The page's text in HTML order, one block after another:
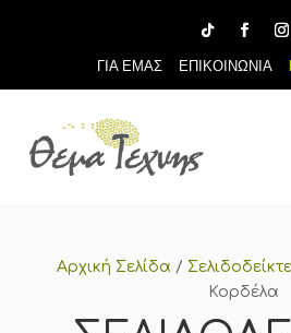
ΓΙΑ ΕΜΑΣ ΕΠΙΚΟΙΝΩΝΙΑ
Αρχική Σελίδα /
Κορδέλα